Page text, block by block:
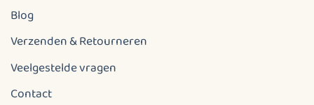
Blog
Verzenden & Retourneren
Veelgestelde vragen
Contact